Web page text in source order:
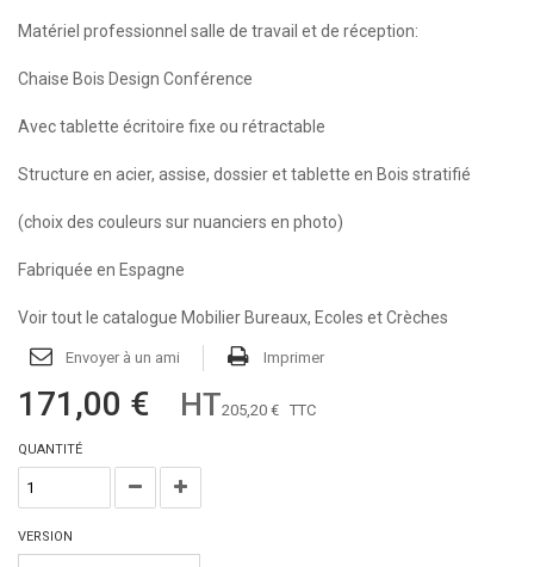
Matériel professionnel salle de travail et de réception:
Chaise Bois Design Conférence
Avec tablette écritoire fixe ou rétractable
Structure en acier, assise, dossier et tablette en Bois stratifié
(choix des couleurs sur nuanciers en photo)
Fabriquée en Espagne
Voir tout le catalogue Mobilier Bureaux, Ecoles et Crèches
Envoyer à un ami Imprimer
171,00 € HT205,20 € TTC
QUANTITÉ
VERSION